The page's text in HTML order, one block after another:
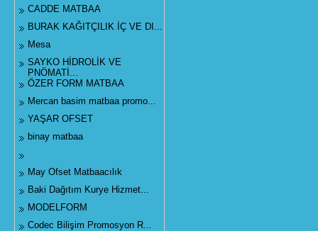
CADDE MATBAA
BURAK KAĞITÇILIK İÇ VE DI...
Mesa
SAYKO HİDROLİK VE
PNÖMATİ...
ÖZER FORM MATBAA
Mercan basim matbaa promo...
YAŞAR OFSET
binay matbaa
May Ofset Matbaacılık
Baki Dağıtım Kurye Hizmet...
MODELFORM
Codec Bilişim Promosyon R...